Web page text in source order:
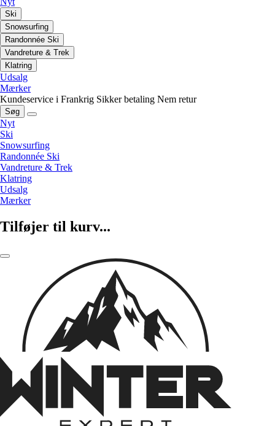
Ski
Snowsurfing
Randonnée Ski
Vandreture & Trek
Klatring
Udsalg
Mærker
Kundeservice i Frankrig Sikker betaling Nem retur
Søg
Nyt
Ski
Snowsurfing
Randonnée Ski
Vandreture & Trek
Klatring
Udsalg
Mærker
Tilføjer til kurv...